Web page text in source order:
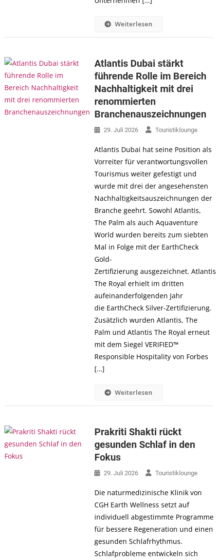
Weiterlesen
Atlantis Dubai stärkt
führende Rolle im Bereich
Nachhaltigkeit mit drei
renommierten
Branchenauszeichnungen
29. Juli 2026 Touristiklounge
Atlantis Dubai hat seine Position als
Vorreiter für verantwortungsvollen
Tourismus weiter gefestigt und
wurde mit drei der angesehensten
Nachhaltigkeitsauszeichnungen der
Branche geehrt. Sowohl Atlantis,
The Palm als auch Aquaventure
World wurden bereits zum siebten
Mal in Folge mit der EarthCheck
Gold-
Zertifizierung ausgezeichnet. Atlantis
The Royal erhielt im dritten
aufeinanderfolgenden Jahr
die EarthCheck Silver-Zertifizierung.
Zusätzlich wurden Atlantis, The
Palm und Atlantis The Royal erneut
mit dem Siegel VERIFIED™
Responsible Hospitality von Forbes
[…]
Weiterlesen
Prakriti Shakti rückt
gesunden Schlaf in den
Fokus
29. Juli 2026 Touristiklounge
Die naturmedizinische Klinik von
CGH Earth Wellness setzt auf
individuell abgestimmte Programme
für bessere Regeneration und einen
gesunden Schlafrhythmus.
Schlafprobleme entwickeln sich